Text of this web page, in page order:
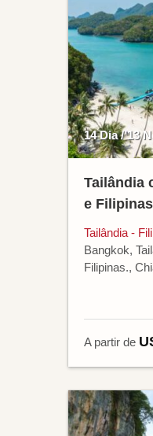
14 Dia / 13
Tailândia
e
Tailândia -
Bangkok,
Filipinas.,
A partir de